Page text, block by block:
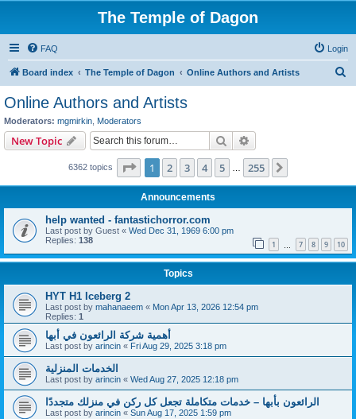
The Temple of Dagon
FAQ Login
Board index The Temple of Dagon Online Authors and Artists
Online Authors and Artists
Moderators: mgmirkin Moderators
New Topic Search
6362 topics Page 1of 255
1 2 3 4 5 255
Announcements
help wanted - fantastichorror.com
Last post by Guest « Wed Dec 31, 1969 6:00 pm
Replies: 138 1 7 8 9 10
Topics
HYT H1 Iceberg 2
Last post by mahanaeem « Mon Apr 13, 2026 12:54 pm
Replies: 1
أهمية شركة الرائعون في أبها
Last post by arincin « Fri Aug 29, 2025 3:18 pm
الخدمات المنزلية
Last post by arincin « Wed Aug 27, 2025 12:18 pm
الرائعون بأبها – خدمات متكاملة تجعل كل ركن في منزلك متجددًا
Last post by arincin « Sun Aug 17, 2025 1:59 pm